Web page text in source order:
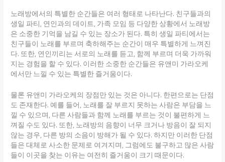
노래방에서의 특별한 순간들은 여러 형태로 나타난다. 친구들과의
생일 파티, 연인과의 데이트, 가족 모임 등 다양한 상황에서 노래방
은 소중한 기억을 남길 수 있는 장소가 된다. 특히 생일 파티에서는
친구들이 노래를 부르며 축하해주는 순간이 매우 특별하게 느껴진
다. 또한, 연인끼리는 서로의 노래를 듣고, 함께 부르며 더욱 가까워
지는 경험을 할 수 있다. 이러한 소중한 순간들은 유앤미 가라오케
에서만 느낄 수 있는 특별한 즐거움이다.
물론 유앤미 가라오케의 장점만 있는 것은 아니다. 한편으로는 단점
도 존재한다. 예를 들어, 노래를 잘 부르지 못하는 사람은 부담을 느
낄 수 있으며, 다른 사람들과 함께 노래를 부르는 것이 불편하게 느
껴질 수도 있다. 또한, 노래방의 음향이 너무 크거나 방음이 잘 되지
않는 경우, 다른 방의 소음이 방해가 될 수 있다. 하지만 이러한 단점
들은 대체로 사소한 문제로 여겨지며, 그럼에도 불구하고 많은 사람
들이 이곳을 찾는 이유는 여전히 즐거움이 크기 때문이다.